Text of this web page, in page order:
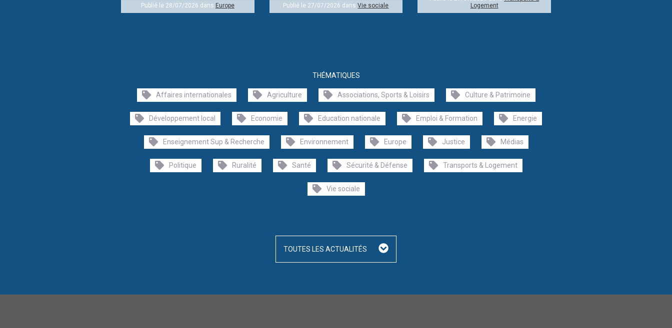
Publié le 28/07/2026 dans Europe Publié le 27/07/2026 dansVie sociale
Logement
THÉMATIQUES
Affaires internationales Agriculture Associations, Sports & Loisirs Culture & Patrimoine
Développement local Economie Education nationale Emploi & Formation Energie
Enseignement Sup & Recherche Environnement Europe Justice Médias
Politique Ruralité Santé Sécurité & Défense Transports & Logement
Vie sociale
TOUTES LES ACTUALITÉS